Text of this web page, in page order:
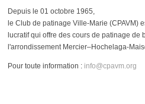
Depuis le 01 octobre 1965,
le Club de patinage Ville-Marie (CPAVM)
lucratif qui offre des cours de patinage de
l'arrondissement Mercier–Hochelaga-
Pour toute information : info@cpavm.org